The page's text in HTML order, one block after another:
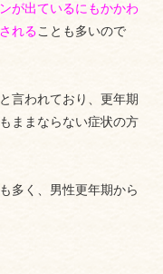
が出ているにもかかわ
れる ことも多いので
言われており、更年期
ままならない症状の方
多く、男性更年期から